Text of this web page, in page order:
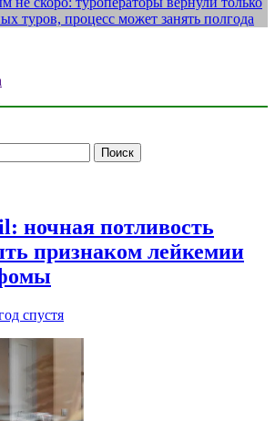
туров, процесс может занять полгода
ночная потливость
признаком лейкемии
спустя